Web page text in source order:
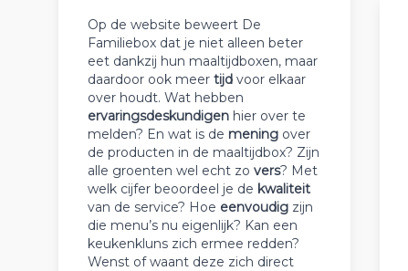
Op de website beweert De
Familiebox dat je niet alleen beter
eet dankzij hun maaltijdboxen, maar
daardoor ook meer tijd voor elkaar
over houdt. Wat hebben
ervaringsdeskundigen hier over te
melden? En wat is de mening over
de producten in de maaltijdbox? Zijn
alle groenten wel echt zo vers? Met
welk cijfer beoordeel je de kwaliteit
van de service? Hoe eenvoudig zijn
die menu’s nu eigenlijk? Kan een
keukenkluns zich ermee redden?
Wenst of waant deze zich direct